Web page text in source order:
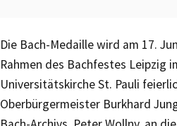
Die Bach-Medaille wird am 17.
Rahmen des Bachfestes Leipzig
Universitätskirche St. Pauli
Oberbürgermeister Burkhard